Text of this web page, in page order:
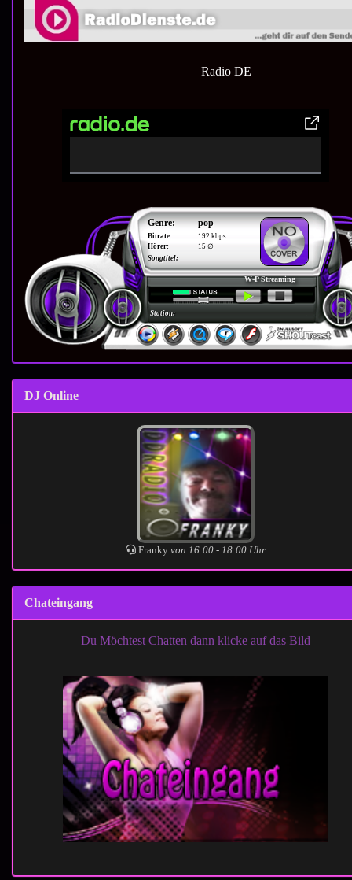
Radio DE
DJ Online
Franky von 16:00 - 18:00 Uhr
Chateingang
Du Möchtest Chatten dann klicke auf das Bild